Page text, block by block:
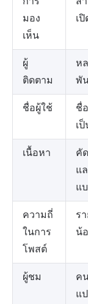
มอง
เห็น
เปิ
ผู้
ติดตาม
ห
พั
ชื่อผู้ใช้
ชื่
เ
เนื้อหา
คั
แ
แ
ความถี่
ในการ
โพสต์
ร
น้
ผู้ชม
ค
แ